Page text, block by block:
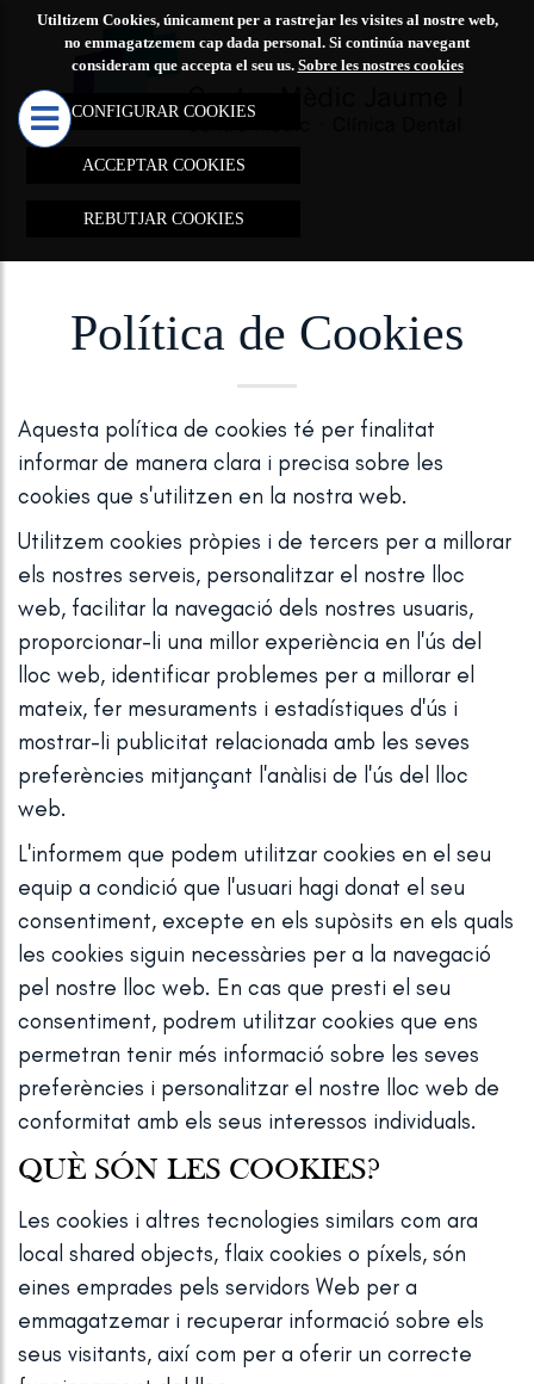
Utiltizem Cookies, únicament per a rastrejar les visites al nostre web,
no emmagatzemem cap dada personal. Si continúa navegant
consideram que accepta el seu us. Sobre les nostres cookies
CONFIGURAR COOKIES
ACCEPTAR COOKIES
REBUTJAR COOKIES
CENTRE
MÈDIC

CICATRIUS
D'ESTRIES
Política de Cookies
Aquesta política de cookies té per finalitat
informar de manera clara i precisa sobre les
cookies que s'utilitzen en la nostra web.
Utilitzem cookies pròpies i de tercers per a millorar
els nostres serveis, personalitzar el nostre lloc
web, facilitar la navegació dels nostres usuaris,
proporcionar-li una millor experiència en l'ús del
lloc web, identificar problemes per a millorar el
mateix, fer mesuraments i estadístiques d'ús i
mostrar-li publicitat relacionada amb les seves
preferències mitjançant l'anàlisi de l'ús del lloc
web.
L'informem que podem utilitzar cookies en el seu
equip a condició que l'usuari hagi donat el seu
consentiment, excepte en els supòsits en els quals
les cookies siguin necessàries per a la navegació
pel nostre lloc web. En cas que presti el seu
consentiment, podrem utilitzar cookies que ens
permetran tenir més informació sobre les seves
preferències i personalitzar el nostre lloc web de
conformitat amb els seus interessos individuals.
QUÈ SÓN LES COOKIES?
Les cookies i altres tecnologies similars com ara
local shared objects, flaix cookies o píxels, són
eines emprades pels servidors Web per a
emmagatzemar i recuperar informació sobre els
seus visitants, així com per a oferir un correcte